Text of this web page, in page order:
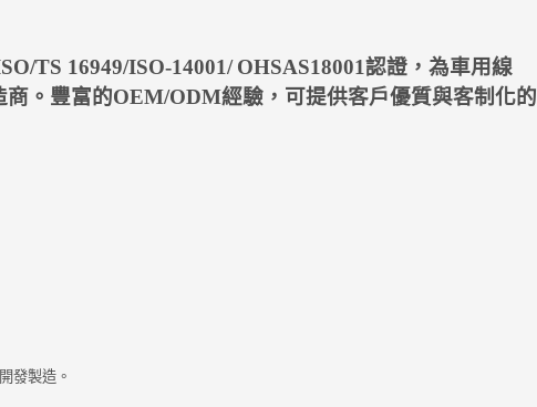
TS 16949/ISO-14001/ OHSAS18001認證 ，為車用線
商 。豐富的OEM/ODM經驗， 可提供客戶優質與客制化的
發製造。